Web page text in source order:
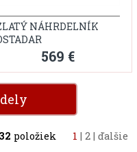
NÁHRDELNÍK
569 €
32 položiek 1 | 2 | ďalšie